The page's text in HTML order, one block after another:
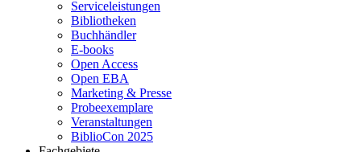
Serviceleistungen
Bibliotheken
Buchhändler
E-books
Open Access
Open EBA
Marketing & Presse
Probeexemplare
Veranstaltungen
BiblioCon 2025